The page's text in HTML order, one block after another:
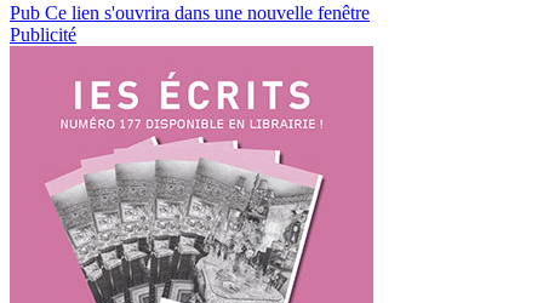
Pub Ce lien s'ouvrira dans une nouvelle fenêtre
Publicité